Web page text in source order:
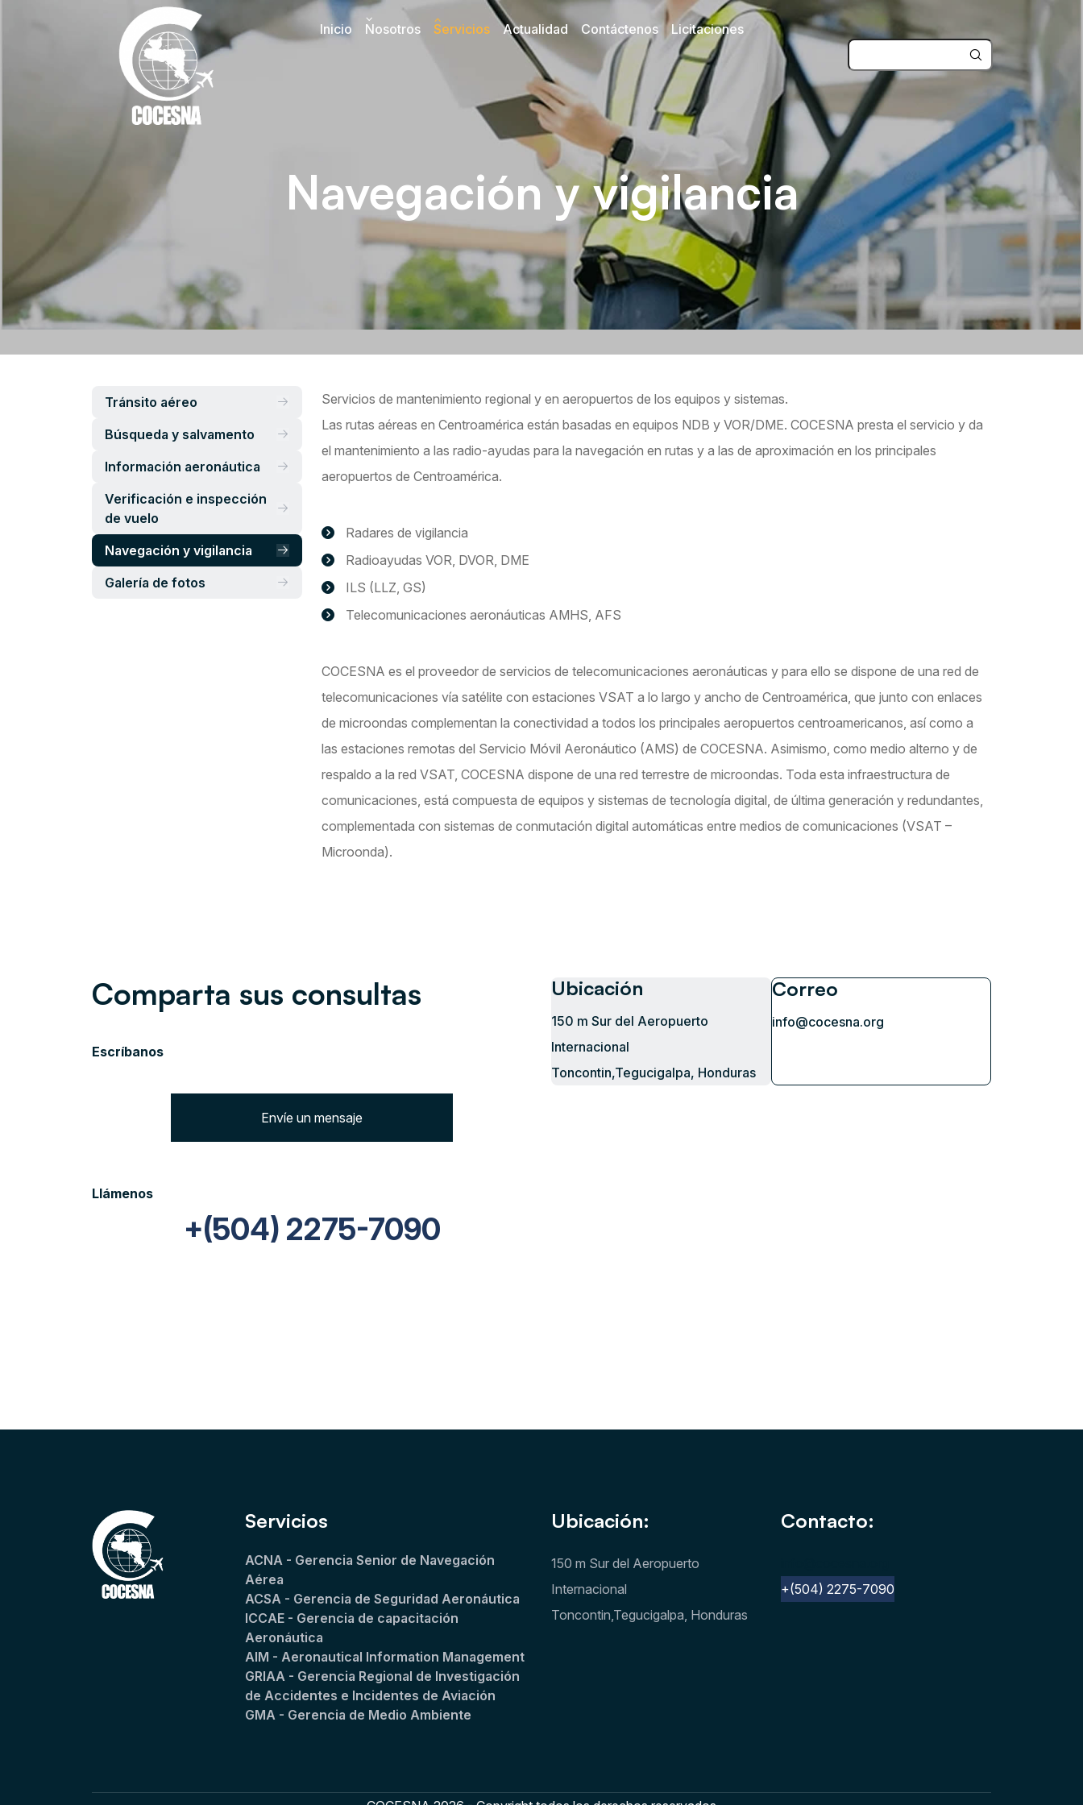
Inicio Nosotros Servicios Actualidad Contáctenos Licitaciones
Navegación y vigilancia
Tránsito aéreo
Búsqueda y salvamento
Información aeronáutica
Verificación e inspección
de vuelo
Navegación y vigilancia
Galerí­a de fotos
Servicios de mantenimiento regional y en aeropuertos de los equipos y sistemas.
Las rutas aéreas en Centroamérica están basadas en equipos NDB y VOR/DME. COCESNA presta el servicio y da
el mantenimiento a las radio-ayudas para la navegación en rutas y a las de aproximación en los principales
aeropuertos de Centroamérica.
Radares de vigilancia
Radioayudas VOR, DVOR, DME
ILS (LLZ, GS)
Telecomunicaciones aeronáuticas AMHS, AFS
COCESNA es el proveedor de servicios de telecomunicaciones aeronáuticas y para ello se dispone de una red de
telecomunicaciones vía satélite con estaciones VSAT a lo largo y ancho de Centroamérica, que junto con enlaces
de microondas complementan la conectividad a todos los principales aeropuertos centroamericanos, así como a
las estaciones remotas del Servicio Móvil Aeronáutico (AMS) de COCESNA. Asimismo, como medio alterno y de
respaldo a la red VSAT, COCESNA dispone de una red terrestre de microondas. Toda esta infraestructura de
comunicaciones, está compuesta de equipos y sistemas de tecnología digital, de última generación y redundantes,
complementada con sistemas de conmutación digital automáticas entre medios de comunicaciones (VSAT –
Microonda).
Comparta sus consultas
Escríbanos
Envíe un mensaje
Llámenos
+(504) 2275-7090
Ubicación
150 m Sur del Aeropuerto
Internacional
Toncontin,Tegucigalpa, Honduras
Correo
info@cocesna.org
Servicios
ACNA - Gerencia Senior de Navegación
Aérea
ACSA - Gerencia de Seguridad Aeronáutica
ICCAE - Gerencia de capacitación
Aeronáutica
AIM - Aeronautical Information Management
GRIAA - Gerencia Regional de Investigación
de Accidentes e Incidentes de Aviación
GMA - Gerencia de Medio Ambiente
Ubicación:
150 m Sur del Aeropuerto
Internacional
Toncontin,Tegucigalpa, Honduras
Contacto:
+(504) 2275-7090